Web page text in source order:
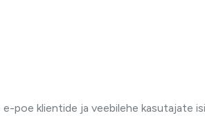
poe klientide ja veebilehe kasutajate